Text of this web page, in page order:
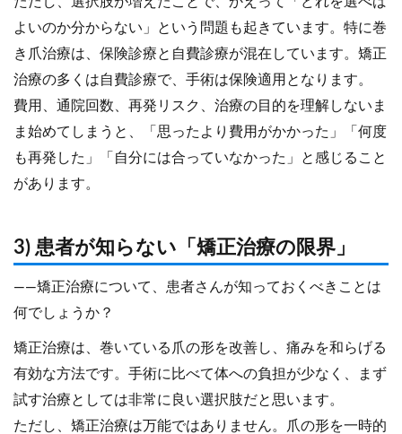
よいのか分からない」という問題も起きています。特に巻
き爪治療は、保険診療と自費診療が混在しています。矯正
治療の多くは自費診療で、手術は保険適用となります。
費用、通院回数、再発リスク、治療の目的を理解しないま
ま始めてしまうと、「思ったより費用がかかった」「何度
も再発した」「自分には合っていなかった」と感じること
があります。
3) 患者が知らない「矯正治療の限界」
――矯正治療について、患者さんが知っておくべきことは
何でしょうか？
矯正治療は、巻いている爪の形を改善し、痛みを和らげる
有効な方法です。手術に比べて体への負担が少なく、まず
試す治療としては非常に良い選択肢だと思います。
ただし、矯正治療は万能ではありません。爪の形を一時的